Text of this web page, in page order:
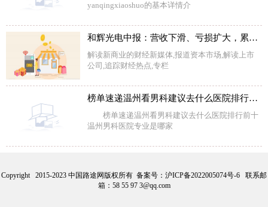
yanqingxiaoshuo的基本详情介
和辉光电中报：营收下滑、亏损扩大，累计未弥补亏损超50亿
解读新商业的财经新媒体,报道资本市场,解读上市
公司,追踪财经热点,专栏
榜单速递温州看男科建议去什么医院排行前十温州男科医院专业是哪家
榜单速递温州看男科建议去什么医院排行前十
温州男科医院专业是哪家
Copyright 2015-2023 中国路途网版权所有 备案号： 沪ICP备2022005074号-6 联系邮
箱：58 55 97 3@qq.com